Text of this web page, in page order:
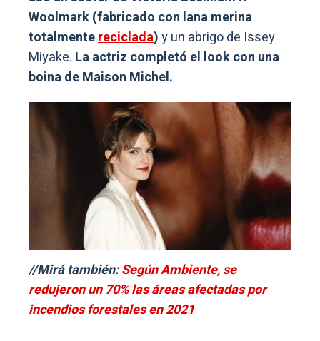
Woolmark (fabricado con lana merina
totalmentereciclada)y un abrigo de Issey
Miyake. La actriz completó el look con una
boina de Maison Michel.
//Mirá también:Según Ambiente, se
redujeron un 70% las áreas afectadas por
incendios forestales en 2021